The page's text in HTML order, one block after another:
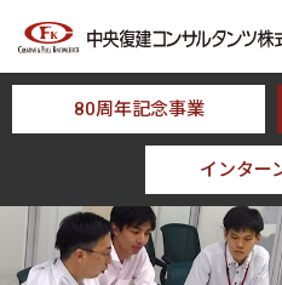
80周年記念事業
インター